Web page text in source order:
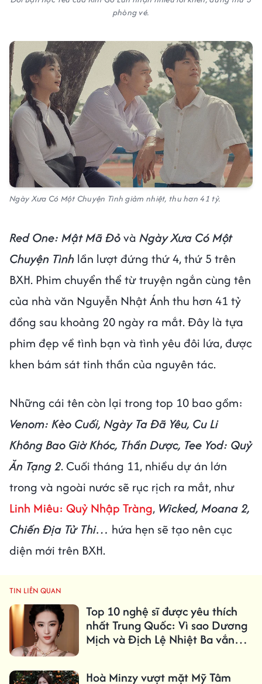
phòng vé.
Ngày Xưa Có Một Chuyện Tình giảm nhiệt, thu hơn 41 tỷ.
Red One: Mật Mã Đỏvà Ngày Xưa Có Một
Chuyện Tình lần lượt đứng thứ 4, thứ 5 trên
BXH. Phim chuyển thể từ truyện ngắn cùng tên
của nhà văn Nguyễn Nhật Ánh thu hơn 41 tỷ
đồng sau khoảng 20 ngày ra mắt. Đây là tựa
phim đẹp về tình bạn và tình yêu đôi lứa, được
khen bám sát tinh thần của nguyên tác.
Những cái tên còn lại trong top 10 bao gồm:
Venom: Kèo Cuối, Ngày Ta Đã Yêu, Cu Li
Không Bao Giờ Khóc, Thần Dược, Tee Yod: Quỷ
Ăn Tạng 2. Cuối tháng 11, nhiều dự án lớn
trong và ngoài nước sẽ rục rịch ra mắt, như
Linh Miêu: Quỷ Nhập Tràng, Wicked, Moana 2,
Chiến Địa Tử Thi… hứa hẹn sẽ tạo nên cục
diện mới trên BXH.
TIN LIÊN QUAN
Top 10 nghệ sĩ được yêu thích
nhất Trung Quốc: Vì sao Dương
Mịch và Địch Lệ Nhiệt Ba vắng
Hoà Minzy vượt mặt Mỹ Tâm